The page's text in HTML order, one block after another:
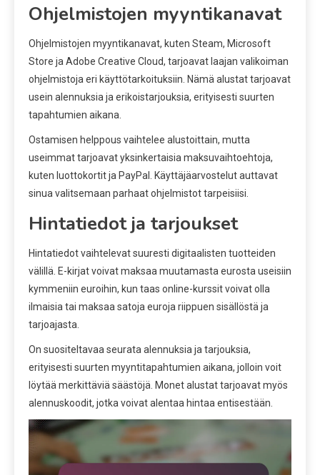
Ohjelmistojen myyntikanavat
Ohjelmistojen myyntikanavat, kuten Steam, Microsoft
Store ja Adobe Creative Cloud, tarjoavat laajan valikoiman
ohjelmistoja eri käyttötarkoituksiin. Nämä alustat tarjoavat
usein alennuksia ja erikoistarjouksia, erityisesti suurten
tapahtumien aikana.
Ostamisen helppous vaihtelee alustoittain, mutta
useimmat tarjoavat yksinkertaisia maksuvaihtoehtoja,
kuten luottokortit ja PayPal. Käyttäjäarvostelut auttavat
sinua valitsemaan parhaat ohjelmistot tarpeisiisi.
Hintatiedot ja tarjoukset
Hintatiedot vaihtelevat suuresti digitaalisten tuotteiden
välillä. E-kirjat voivat maksaa muutamasta eurosta useisiin
kymmeniin euroihin, kun taas online-kurssit voivat olla
ilmaisia tai maksaa satoja euroja riippuen sisällöstä ja
tarjoajasta.
On suositeltavaa seurata alennuksia ja tarjouksia,
erityisesti suurten myyntitapahtumien aikana, jolloin voit
löytää merkittäviä säästöjä. Monet alustat tarjoavat myös
alennuskoodit, jotka voivat alentaa hintaa entisestään.